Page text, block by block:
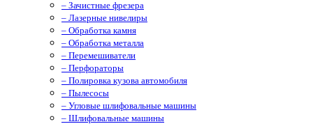
– Зачистные фрезера
– Лазерные нивелиры
– Обработка камня
– Обработка металла
– Перемешиватели
– Перфораторы
– Полировка кузова автомобиля
– Пылесосы
– Угловые шлифовальные машины
– Шлифовальные машины